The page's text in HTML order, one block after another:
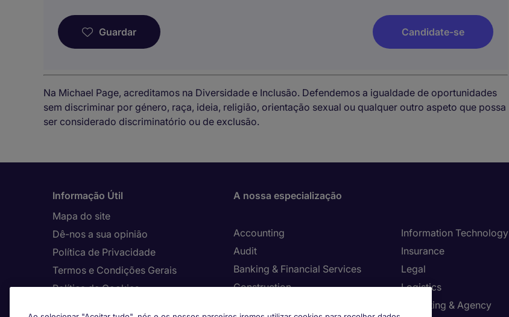
Guardar Candidate-se
Na Michael Page, acreditamos na Diversidade e Inclusão. Defendemos a igualdade de oportunidades
sem discriminar por género, raça, ideia, religião, orientação sexual ou qualquer outro aspeto que possa
ser considerado discriminatório ou de exclusão.
Informação Útil
Mapa do site
Dê-nos a sua opinião
Política de Privacidade
Termos e Condições Gerais
Política de Cookies
A nossa especialização
Accounting
Audit
Banking & Financial Services
Construction
Information Technology
Insurance
Legal
Logistics
Marketing & Agency